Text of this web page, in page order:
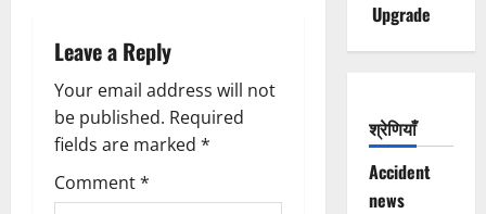
v
i
g
a
Leave a Reply
Your email address will not
be published. Required
fields are marked *
Comment*
Upgrade
श्रेणियाँ
Accident
news